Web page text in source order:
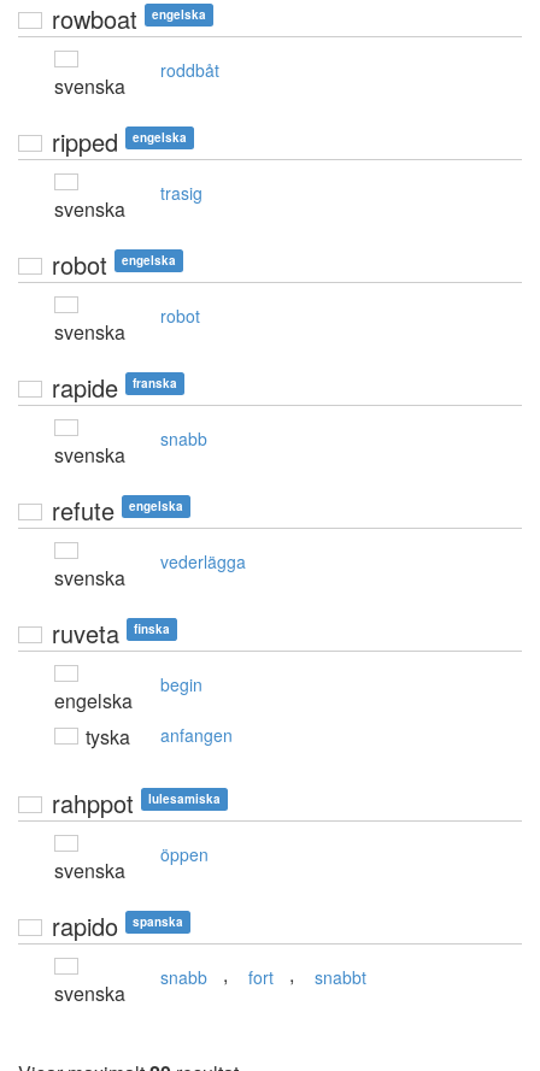
rowboat engelska
svenska
roddbåt
ripped engelska
svenska
trasig
robot engelska
svenska
robot
rapide franska
svenska
snabb
refute engelska
svenska
vederlägga
ruveta finska
engelska
begin
tyska anfangen
rahppot lulesamiska
svenska
öppen
rapido spanska
svenska
snabb , fort , snabbt